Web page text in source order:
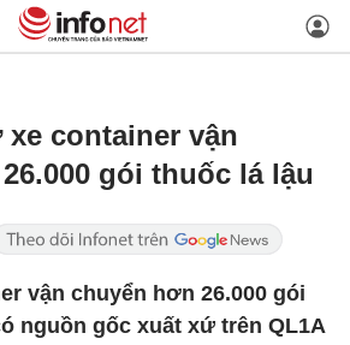
container vận
gói thuốc lá lậu
vận chuyển hơn 26.000 gói
nguồn gốc xuất xứ trên QL1A